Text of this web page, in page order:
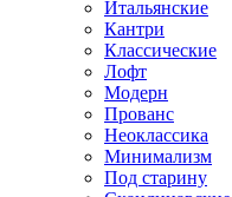
Итальянские
Кантри
Классические
Лофт
Модерн
Прованс
Неоклассика
Минимализм
Под старину